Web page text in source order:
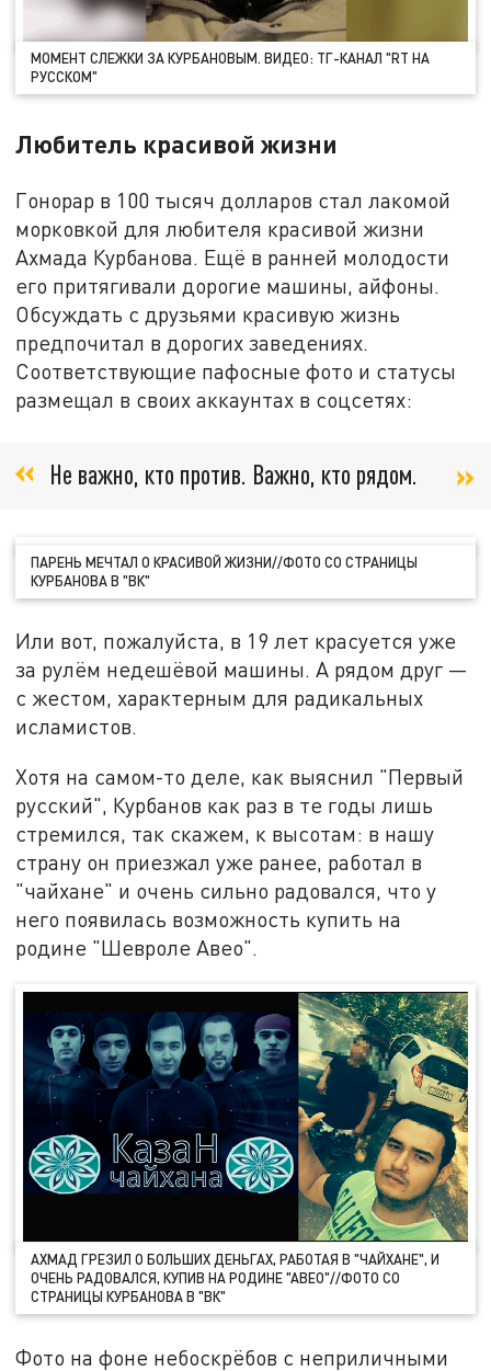
МОМЕНТ СЛЕЖКИ ЗА КУРБАНОВЫМ. ВИДЕО: ТГ-КАНАЛ "RT НА
РУССКОМ"
Любитель красивой жизни
Гонорар в 100 тысяч долларов стал лакомой
морковкой для любителя красивой жизни
Ахмада Курбанова. Ещё в ранней молодости
его притягивали дорогие машины, айфоны.
Обсуждать с друзьями красивую жизнь
предпочитал в дорогих заведениях.
Соответствующие пафосные фото и статусы
размещал в своих аккаунтах в соцсетях:
Не важно, кто против. Важно, кто рядом.
ПАРЕНЬ МЕЧТАЛ О КРАСИВОЙ ЖИЗНИ//ФОТО СО СТРАНИЦЫ
КУРБАНОВА В "ВК"
Или вот, пожалуйста, в 19 лет красуется уже
за рулём недешёвой машины. А рядом друг —
с жестом, характерным для радикальных
исламистов.
Хотя на самом-то деле, как выяснил "Первый
русский", Курбанов как раз в те годы лишь
стремился, так скажем, к высотам: в нашу
страну он приезжал уже ранее, работал в
"чайхане" и очень сильно радовался, что у
него появилась возможность купить на
родине "Шевроле Авео".
АХМАД ГРЕЗИЛ О БОЛЬШИХ ДЕНЬГАХ, РАБОТАЯ В "ЧАЙХАНЕ", И
ОЧЕНЬ РАДОВАЛСЯ, КУПИВ НА РОДИНЕ "АВЕО"//ФОТО СО
СТРАНИЦЫ КУРБАНОВА В "ВК"
Фото на фоне небоскрёбов с неприличными